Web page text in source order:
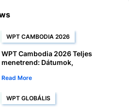
WPT CAMBODIA 2026
WPT Cambodia 2026 Teljes
menetrend: Dátumok,
versenyek és bajnoksági
Read More
WPT GLOBÁLIS